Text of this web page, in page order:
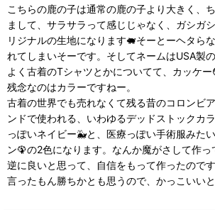
こちらの鹿の子は通常の鹿の子より大きく、
まして、サラサラって感じじゃなく、ガシガ
リジナルの生地になります🐖そーとーヘタら
れてしまいそーです。そしてネームはUSA製
よく古着のTシャツとかについてて、カッケー
残念なのはカラーですねー。
古着の世界でも売れなくて残る昔のコロンビ
ンドで使われる、いわゆるデッドストックカ
っぽいネイビー🐳と、医療っぽい手術服みた
ン🦚の2色になります。なんか魔がさして作っ
逆に良いと思って、自信をもって作ったので
言ったもん勝ちかとも思うので、かっこいいと